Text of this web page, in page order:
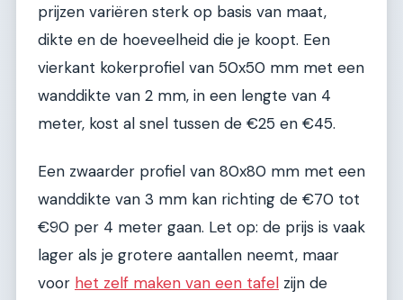
prijzen variëren sterk op basis van maat,
dikte en de hoeveelheid die je koopt. Een
vierkant kokerprofiel van 50x50 mm met een
wanddikte van 2 mm, in een lengte van 4
meter, kost al snel tussen de €25 en €45.
Een zwaarder profiel van 80x80 mm met een
wanddikte van 3 mm kan richting de €70 tot
€90 per 4 meter gaan. Let op: de prijs is vaak
lager als je grotere aantallen neemt, maar
voor het zelf maken van een tafel zijn de